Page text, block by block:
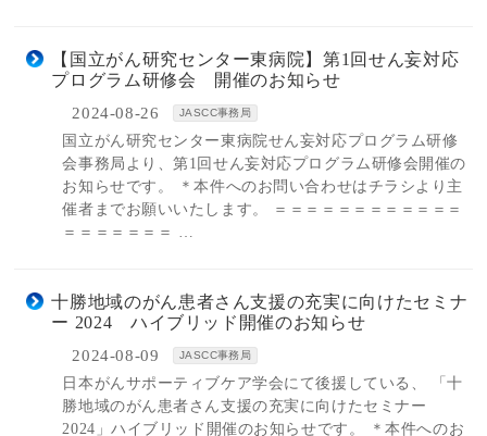
【国立がん研究センター東病院】第1回せん妄対応
プログラム研修会 開催のお知らせ
2024-08-26 JASCC事務局
国立がん研究センター東病院せん妄対応プログラム研修
会事務局より、第1回せん妄対応プログラム研修会開催の
お知らせです。 ＊本件へのお問い合わせはチラシより主
催者までお願いいたします。 ＝＝＝＝＝＝＝＝＝＝＝＝
＝＝＝＝＝＝＝ …
十勝地域のがん患者さん支援の充実に向けたセミナ
ー 2024 ハイブリッド開催のお知らせ
2024-08-09 JASCC事務局
日本がんサポーティブケア学会にて後援している、 「十
勝地域のがん患者さん支援の充実に向けたセミナー
2024」ハイブリッド開催のお知らせです。 ＊本件へのお